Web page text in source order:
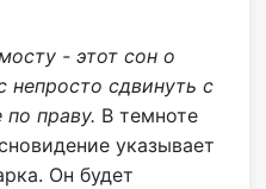
- этот сон о
непросто сдвинуть с
по праву. В темноте
указывает
Он будет